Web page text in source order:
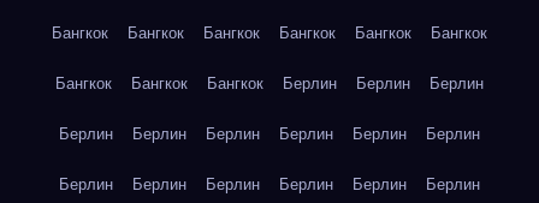
Бангкок Бангкок Бангкок Бангкок Бангкок Бангкок
Бангкок Бангкок Бангкок Берлин Берлин Берлин
Берлин Берлин Берлин Берлин Берлин Берлин
Берлин Берлин Берлин Берлин Берлин Берлин